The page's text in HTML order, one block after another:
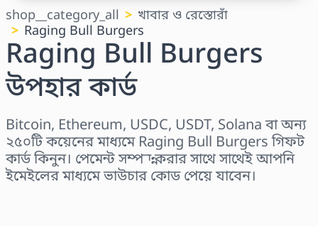
shop__category_all
খাবার ও রেস্তোরাঁ
Raging Bull Burgers
Raging Bull Burgers
উপহার কার্ড
Bitcoin, Ethereum, USDC, USDT, Solana বা অন্য
২৫০টি কয়েনের মাধ্যমে Raging Bull Burgers গিফট
কার্ড কিনুন। পেমেন্ট সম্পন্ন করার সাথে সাথেই আপনি
ইমেইলের মাধ্যমে ভাউচার কোড পেয়ে যাবেন।